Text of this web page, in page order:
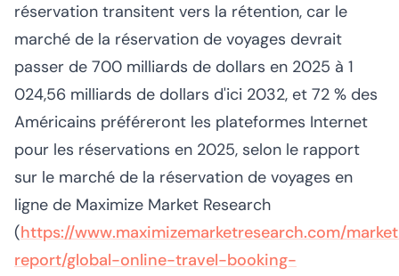
réservation transitent vers la rétention, car le
marché de la réservation de voyages devrait
passer de 700 milliards de dollars en 2025 à 1
024,56 milliards de dollars d'ici 2032, et 72 % des
Américains préféreront les plateformes Internet
pour les réservations en 2025, selon le rapport
sur le marché de la réservation de voyages en
ligne de Maximize Market Research
(https://www.maximizemarketresearch.com/
report/global-online-travel-booking-